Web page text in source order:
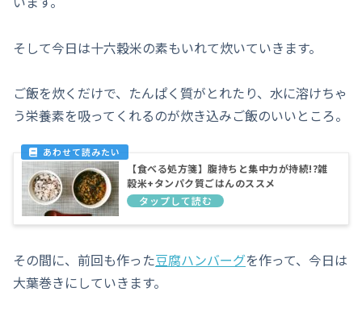
そして今日は十六穀米の素もいれて炊いていきます。
ご飯を炊くだけで、たんぱく質がとれたり、水に溶けちゃ
う栄養素を吸ってくれるのが炊き込みご飯のいいところ。
【食べる処方箋】腹持ちと集中力が持続!?雑
穀米+タンパク質ごはんのススメ
その間に、前回も作った豆腐ハンバーグを作って、今日は
大葉巻きにしていきます。